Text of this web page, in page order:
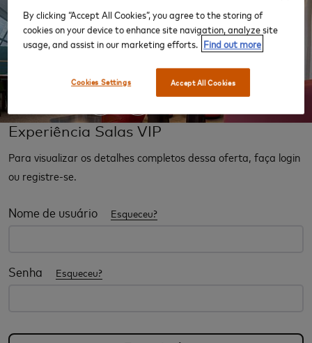
‹ ›
Experiência Salas VIP
Para visualizar os detalhes completos dessa oferta, faça login
ou registre-se.
Nome de usuário Esqueceu?
Senha Esqueceu?
By clicking “Accept All Cookies”, you agree to the storing of
cookies on your device to enhance site navigation, analyze site
usage, and assist in our marketing efforts. Find out more
Accept All Cookies
Cookies Settings